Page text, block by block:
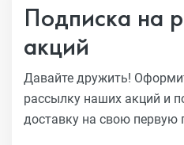
Подписка на
акций
Давайте дружить!
рассылку наших акций и
доставку на свою первую